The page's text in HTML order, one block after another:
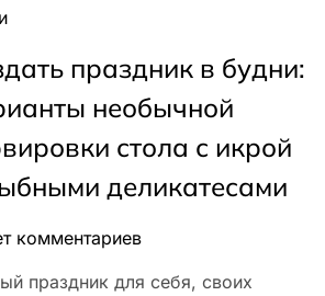
праздник в будни:
необычной
стола с икрой
деликатесами
комментариев
праздник для себя, своих